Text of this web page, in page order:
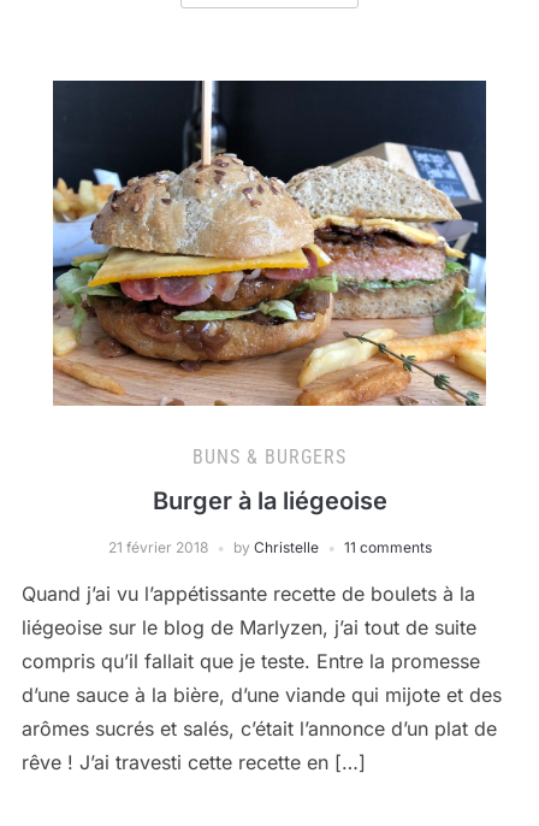
BUNS & BURGERS
Burger à la liégeoise
21 février 2018 by Christelle 11 comments
Quand j’ai vu l’appétissante recette de boulets à la
liégeoise sur le blog de Marlyzen, j’ai tout de suite
compris qu’il fallait que je teste. Entre la promesse
d’une sauce à la bière, d’une viande qui mijote et des
arômes sucrés et salés, c’était l’annonce d’un plat de
rêve ! J’ai travesti cette recette en […]